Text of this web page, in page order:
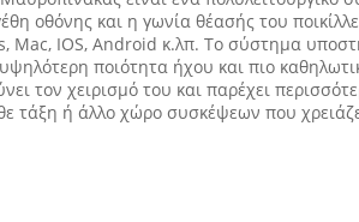
οθόνης και η γωνία θέασής του
IOS, Android κ.λπ. Το σύστημα
ποιότητα ήχου και πιο
τον χειρισμό του και παρέχει
τάξη ή άλλο χώρο συσκέψεων που